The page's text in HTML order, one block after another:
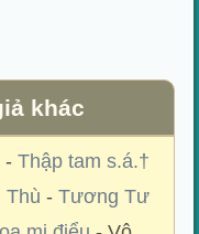
khác
-Thập tam s.á.†
Thù -Tương Tư